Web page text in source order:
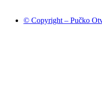
© Copyright – Pučko